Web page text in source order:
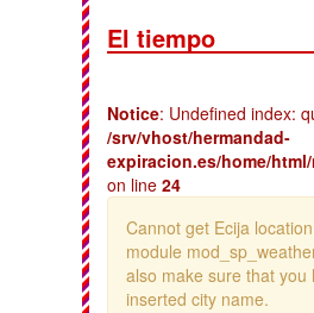
El tiempo
Notice: Undefined index:
/srv/vhost/hermandad-
expiracion.es/home/
on line 24
Cannot get Ecija
module
also make sure that you
inserted city name.